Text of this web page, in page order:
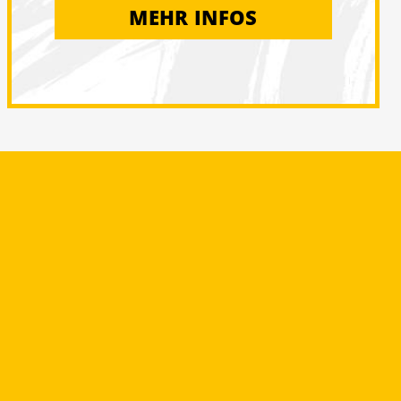
MEHR INFOS